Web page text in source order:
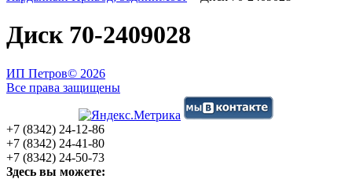
Диск 70-2409028
ИП Петров© 2026
Все права защищены
+7 (8342) 24-12-86
+7 (8342) 24-41-80
+7 (8342) 24-50-73
Здесь вы можете: